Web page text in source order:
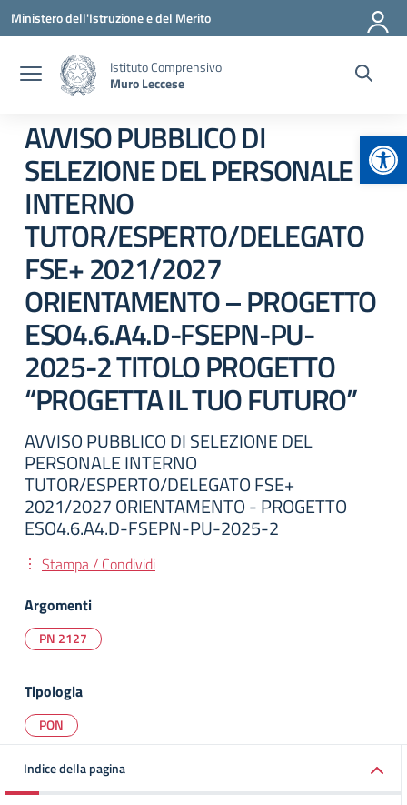
Vai ai contenuti
Vai al menu di navigazione
Vai al footer
Ministero dell'Istruzione e del Merito
Istituto Comprensivo
Muro Leccese
AVVISO PUBBLICO DI
SELEZIONE DEL PERSONALE
INTERNO
TUTOR/ESPERTO/DELEGATO
FSE+ 2021/2027
ORIENTAMENTO – PROGETTO
ESO4.6.A4.D-FSEPN-PU-
2025-2 TITOLO PROGETTO
“PROGETTA IL TUO FUTURO”
AVVISO PUBBLICO DI SELEZIONE DEL
PERSONALE INTERNO
TUTOR/ESPERTO/DELEGATO FSE+
2021/2027 ORIENTAMENTO - PROGETTO
ESO4.6.A4.D-FSEPN-PU-2025-2
Stampa / Condividi
Argomenti
PN 2127
Tipologia
PON
Indice della pagina